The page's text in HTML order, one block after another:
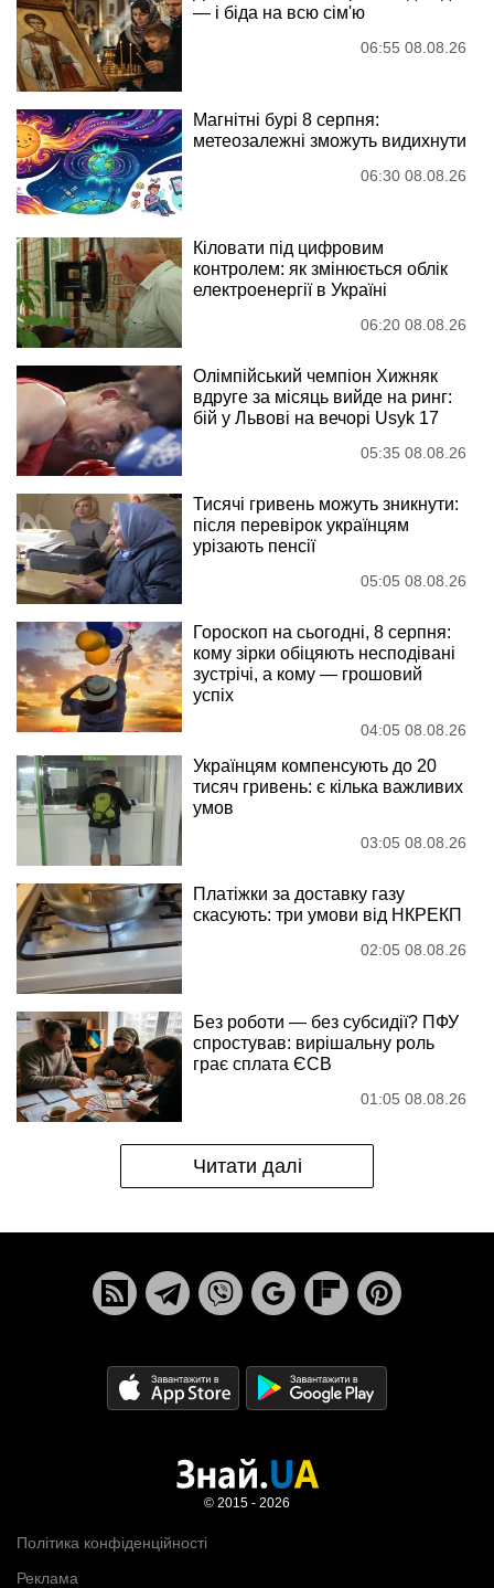
— і біда на всю сім'ю
06:55 08.08.26
Магнітні бурі 8 серпня:
метеозалежні зможуть видихнути
06:30 08.08.26
Кіловати під цифровим
контролем: як змінюється облік
електроенергії в Україні
06:20 08.08.26
Олімпійський чемпіон Хижняк
вдруге за місяць вийде на ринг:
бій у Львові на вечорі Usyk 17
05:35 08.08.26
Тисячі гривень можуть зникнути:
після перевірок українцям
урізають пенсії
05:05 08.08.26
Гороскоп на сьогодні, 8 серпня:
кому зірки обіцяють несподівані
зустрічі, а кому — грошовий
успіх
04:05 08.08.26
Українцям компенсують до 20
тисяч гривень: є кілька важливих
умов
03:05 08.08.26
Платіжки за доставку газу
скасують: три умови від НКРЕКП
02:05 08.08.26
Без роботи — без субсидії? ПФУ
спростував: вирішальну роль
грає сплата ЄСВ
01:05 08.08.26
Читати далі
Політика конфіденційності
Реклама
© 2015 - 2026